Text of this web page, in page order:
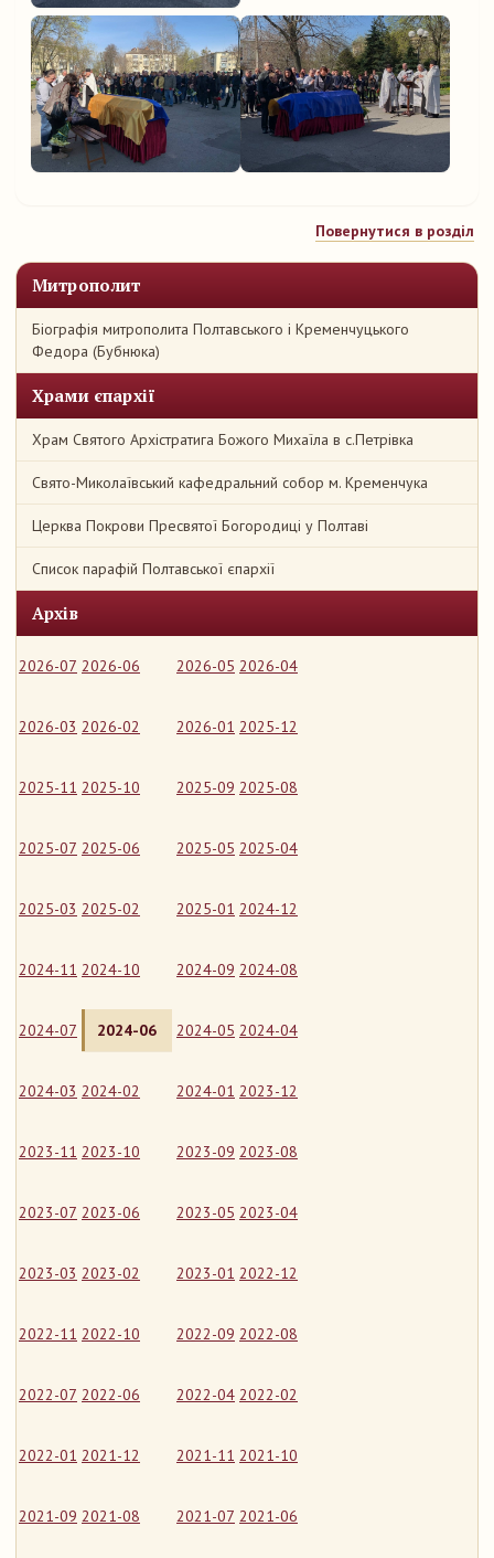
Митрополит
Біографія митрополита Полтавського і Кременчуцького
Федора (Бубнюка)
Храми єпархії
Храм Святого Архістратига Божого Михаїла в с.Петрівка
Свято-Миколаївський кафедральний собор м. Кременчука
Церква Покрови Пресвятої Богородиці у Полтаві
Список парафій Полтавської єпархії
Архів
2026-07 2026-06 2026-05 2026-04
2026-03 2026-02 2026-01 2025-12
2025-11 2025-10 2025-09 2025-08
2025-07 2025-06 2025-05 2025-04
2025-03 2025-02 2025-01 2024-12
2024-11 2024-10 2024-09 2024-08
2024-07 2024-06 2024-05 2024-04
2024-03 2024-02 2024-01 2023-12
2023-11 2023-10 2023-09 2023-08
2023-07 2023-06 2023-05 2023-04
2023-03 2023-02 2023-01 2022-12
2022-11 2022-10 2022-09 2022-08
2022-07 2022-06 2022-04 2022-02
2022-01 2021-12 2021-11 2021-10
2021-09 2021-08 2021-07 2021-06
Повернутися в розділ